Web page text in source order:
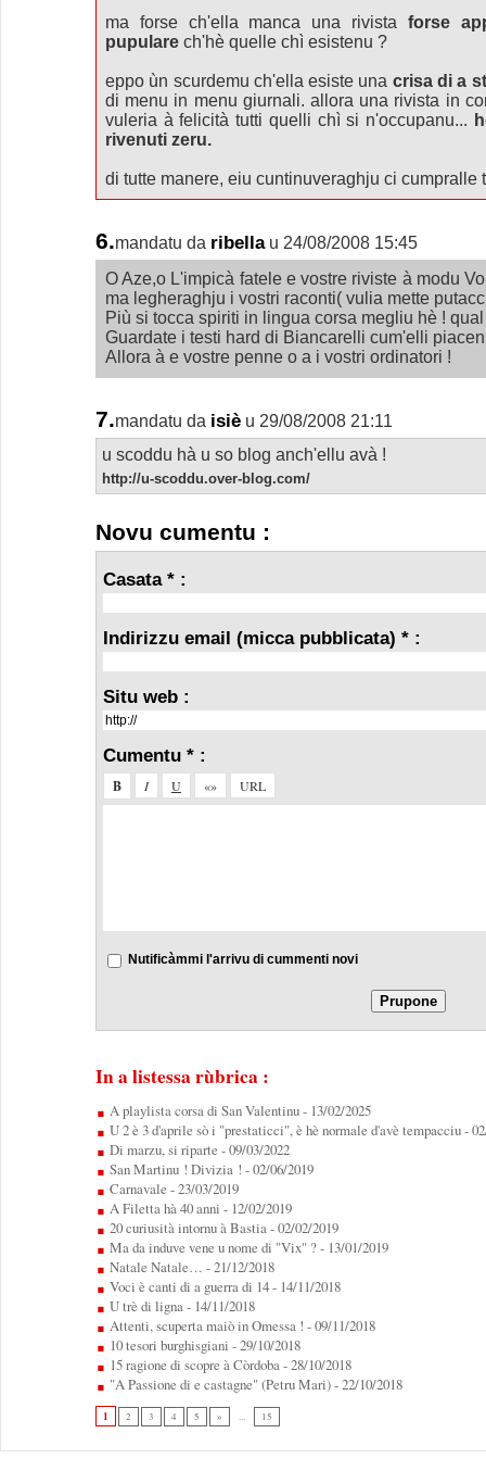
ma forse ch'ella manca una rivista forse
pupularech'hè quelle chì esistenu ?
eppo ùn scurdemu ch'ella esiste una crisa di a
di menu in menu giurnali. allora una rivista in
vuleria à felicità tutti quelli chì si n'occupanu...
rivenuti zeru.
di tutte manere, eiu cuntinuveraghju ci cumpralle
6.mandatu da ribella u 24/08/2008 15:45
O Aze,o L'impicà fatele e vostre riviste à modu
ma legheraghju i vostri raconti( vulia mette
Più si tocca spiriti in lingua corsa megliu hè !
Guardate i testi hard di Biancarelli cum'elli
Allora à e vostre penne o a i vostri ordinatori !
7.mandatu da isiè u 29/08/2008 21:11
u scoddu hà u so blog anch'ellu avà !
http://u-scoddu.over-blog.com/
Novu cumentu :
Casata * :
Indirizzu email (micca pubblicata) * :
Situ web :
Cumentu * :
Nutificàmmi l'arrivu di cummenti novi
In a listessa rùbrica :
A playlista corsa di San Valentinu- 13/02/2025
U 2 è 3 d'aprile sò i "prestaticci", è hè normale d'avè tempacciu-
Di marzu, si riparte - 09/03/2022
San Martinu ! Divizia ! - 02/06/2019
Carnavale - 23/03/2019
A Filetta hà 40 anni - 12/02/2019
20 curiusità intornu à Bastia- 02/02/2019
Ma da induve vene u nome di "Vix" ?- 13/01/2019
Natale Natale… - 21/12/2018
Voci è canti di a guerra di 14- 14/11/2018
U trè di ligna- 14/11/2018
Attenti, scuperta maiò in Omessa ! - 09/11/2018
10 tesori burghisgiani - 29/10/2018
15 ragione di scopre à Còrdoba- 28/10/2018
"A Passione di e castagne" (Petru Mari)- 22/10/2018
1 2 3 4 5 » ... 15